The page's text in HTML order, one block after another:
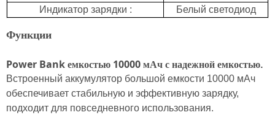
Индикатор зарядки : Белый светодиод
Функции
Power Bank емкостью 10000 мАч с надежной емкостью.
Встроенный аккумулятор большой емкости 10000 мАч
обеспечивает стабильную и эффективную зарядку,
подходит для повседневного использования.